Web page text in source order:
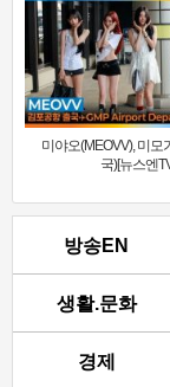
미야오(MEOVV), 미모
국)[뉴스엔
방송EN
생활.문화
경제